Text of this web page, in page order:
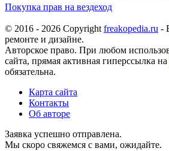
Покупка прав на вездеход
© 2016 - 2026 Copyrightfreakopedia.ru -
ремонте и дизайне.
Авторское право. При любом
сайта, прямая активная гиперссылка на
обязательна.
Карта сайта
Контакты
Об авторе
Заявка успешно отправлена.
Мы скоро свяжемся с вами, ожидайте.